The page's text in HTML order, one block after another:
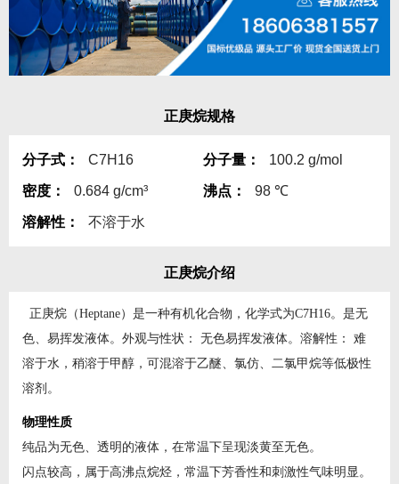
正庚烷规格
分子式： C7H16 分子量： 100.2 g/mol
密度： 0.684 g/cm³ 沸点： 98 ℃
溶解性： 不溶于水
正庚烷介绍
正庚烷（Heptane）是一种有机化合物，化学式为C7H16。是无
色、易挥发液体。外观与性状： 无色易挥发液体。溶解性： 难
溶于水，稍溶于甲醇，可混溶于乙醚、氯仿、二氯甲烷等低极性
溶剂。
物理性质
纯品为无色、透明的液体，在常温下呈现淡黄至无色。
闪点较高，属于高沸点烷烃，常温下芳香性和刺激性气味明显。